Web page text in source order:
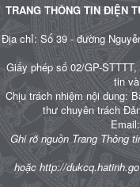
TRANG THÔNG TIN ĐIỆN
Địa chỉ: Số 39 - đường
Giấy phép số 02/GP-
tin
Chịu trách nhiệm nội dung:
thư chuyên trách
Ghi rõ nguồn Trang Thông
hoặc http://